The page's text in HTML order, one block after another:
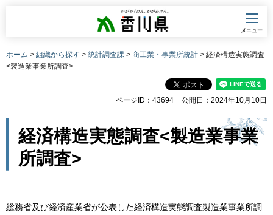
香川県
メニュー
ホーム > 組織から探す > 統計調査課 > 商工業・事業所統計 > 経済構造実態調査
<製造業事業所調査>
ページID：43694 公開日：2024年10月10日
経済構造実態調査<製造業事業
所調査>
総務省及び経済産業省が公表した経済構造実態調査製造業事業所調